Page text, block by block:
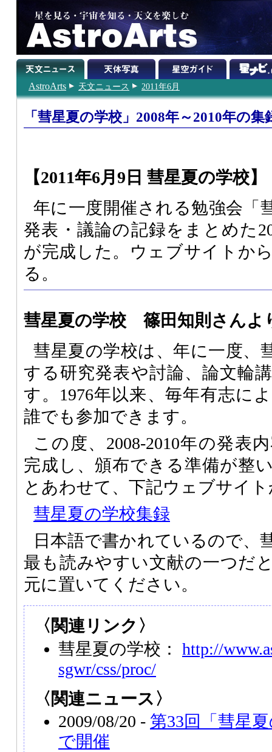
AstroArts 天文ニュース 2011年6月
「彗星夏の学校」2008年～2010年の集
【2011年6月9日 彗星夏の学校】
年に一度開催される勉強会「
発表・議論の記録をまとめた
が完成した。ウェブサイトか
る。
彗星夏の学校 篠田知則さんよ
彗星夏の学校は、年に一度、
する研究発表や討論、論文輪
す。1976年以来、毎年有志に
誰でも参加できます。
この度、2008-2010年の発表
完成し、頒布できる準備が整
とあわせて、下記ウェブサイ
彗星夏の学校集録
日本語で書かれているので、
最も読みやすい文献の一つだ
元に置いてください。
〈関連リンク〉
彗星夏の学校： http://
sgwr/css/proc/
〈関連ニュース〉
2009/08/20 - 第33回「彗星
で開催